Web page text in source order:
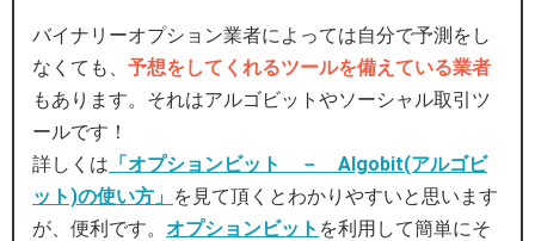
バイナリーオプション業者によっては自分で予測をし
なくても、 予想をしてくれるツールを備えている業者
もあります。それはアルゴビットやソーシャル取引ツ
ールです！
詳しくは 「オプションビット － Algobit(アルゴビ
ット)の使い方」 を見て頂くとわかりやすいと思います
が、便利です。 オプションビット を利用して簡単にそ